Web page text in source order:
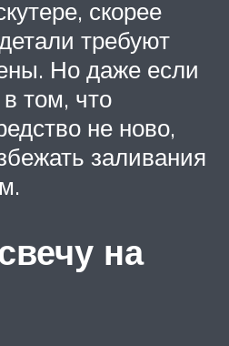
скорее
требуют
Но даже если
том, что
не ново,
заливания
на